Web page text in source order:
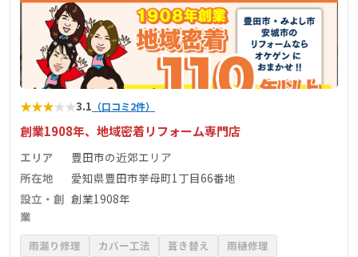
★★★★★3.1 （口コミ2件）
創業1908年、地域密着リフォーム専門店
エリア
豊田市の近郊エリア
所在地
愛知県豊田市挙母町1丁目66番地
設立・創
業
創業1908年
雨漏り修理 カバー工法 葺き替え
雨樋修理